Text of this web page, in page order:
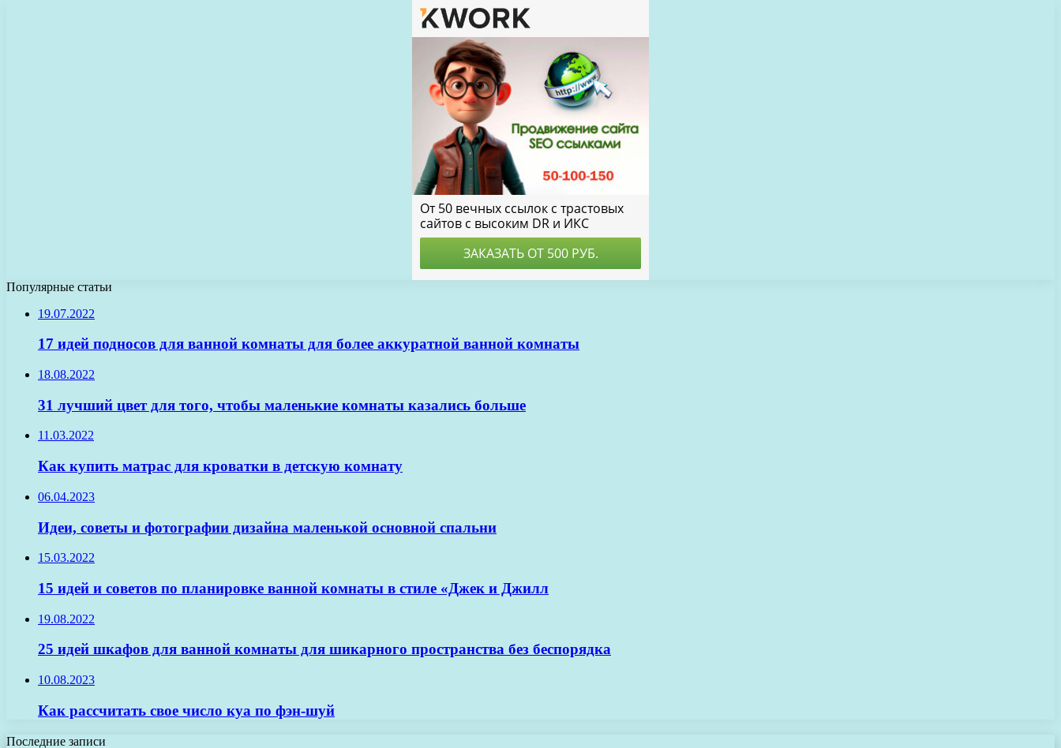
Популярные статьи
19.07.2022
17 идей подносов для ванной комнаты для более аккуратной ванной комнаты
18.08.2022
31 лучший цвет для того, чтобы маленькие комнаты казались больше
11.03.2022
Как купить матрас для кроватки в детскую комнату
06.04.2023
Идеи, советы и фотографии дизайна маленькой основной спальни
15.03.2022
15 идей и советов по планировке ванной комнаты в стиле «Джек и Джилл
19.08.2022
25 идей шкафов для ванной комнаты для шикарного пространства без беспорядка
10.08.2023
Как рассчитать свое число куа по фэн-шуй
Последние записи